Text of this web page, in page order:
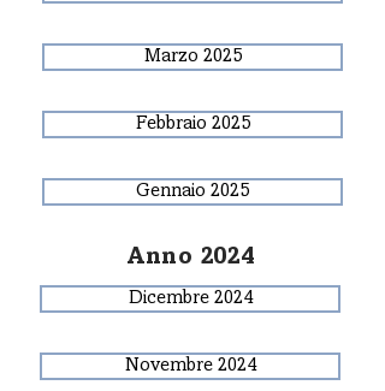
Marzo 2025
Febbraio 2025
Gennaio 2025
Anno 2024
Dicembre 2024
Novembre 2024